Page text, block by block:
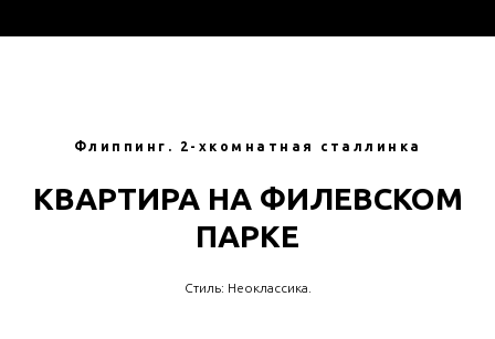
Флиппинг. 2-хкомнатная сталлинка
КВАРТИРА НА ФИЛЕВСКОМ
ПАРКЕ
Стиль: Неоклассика.